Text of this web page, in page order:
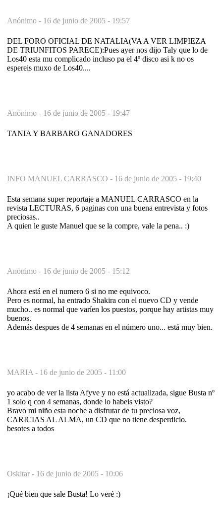
Anónimo - 16 de junio de 2005 - 19:57
DEL FORO OFICIAL DE NATALIA(VA A VER LIMPIEZA
DE TRIUNFITOS PARECE):Pues ayer nos dijo Taly que lo de
Los40 esta mu complicado incluso pa el 4º disco asi k no os
espereis muxo de Los40....
Anónimo - 16 de junio de 2005 - 19:47
TANIA Y BARBARO GANADORES
INFO MANUEL CARRASCO - 16 de junio de 2005 - 19:40
Esta semana super reportaje a MANUEL CARRASCO en la
revista LECTURAS, 6 paginas con una buena entrevista y fotos
preciosas..
A quien le guste Manuel que se la compre, vale la pena.. :)
Anónimo - 16 de junio de 2005 - 15:12
Ahora está en el numero 6 si no me equivoco.
Pero es normal, ha entrado Shakira con el nuevo CD y vende
mucho.. es normal que varíen los puestos, porque hay artistas muy
buenos.
Además despues de 4 semanas en el número uno... está muy bien.
MARIA - 16 de junio de 2005 - 11:00
yo acabo de ver la lista Afyve y no está actualizada, sigue Busta nº
1 solo q con 4 semanas, donde lo habeis visto?
Bravo mi niño esta noche a disfrutar de tu preciosa voz,
CARICIAS AL ALMA, un CD que no tiene desperdicio.
besotes a todos
Oskitar - 16 de junio de 2005 - 10:06
¡Qué bien que sale Busta! Lo veré :)